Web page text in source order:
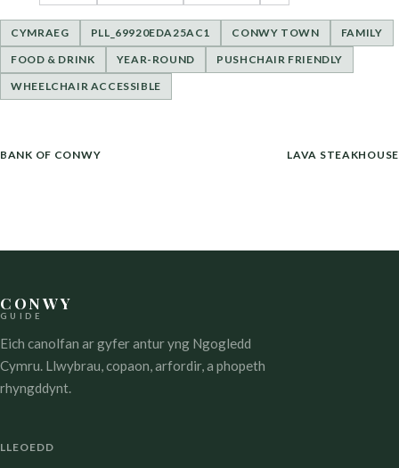
CYMRAEG PLL_69920EDA25AC1 CONWY TOWN
FAMILY
FOOD & DRINK
YEAR-ROUND
PUSHCHAIR FRIENDLY
WHEELCHAIR ACCESSIBLE
LLYWIO
BANK OF CONWY LAVA STEAKHOUSE
CONWY
GUIDE
Eich canolfan ar gyfer antur yng Ngogledd
Cymru. Llwybrau, copaon, arfordir, a phopeth
rhyngddynt.
LLEOEDD